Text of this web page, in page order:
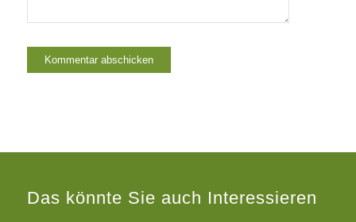
Das könnte Sie auch Interessieren